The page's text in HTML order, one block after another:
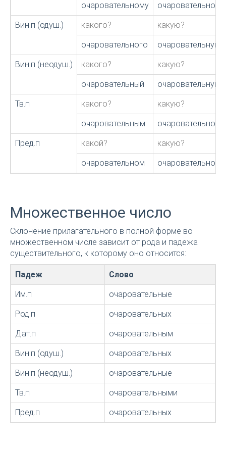
очаровательному очаровательной
Вин.п (одуш.) какого? какую?
очаровательного очаровательную
Вин.п (неодуш.) какого? какую?
очаровательный очаровательную
Тв.п какого? какую?
очаровательным
Пред.п какой? какую?
очаровательном очаровательной
Множественное число
Склонение прилагательного в полной форме во
множественном числе зависит от рода и падежа
существительного, к которому оно относится:
Падеж Слово
Им.п очаровательные
Род.п очаровательных
Дат.п очаровательным
Вин.п (одуш.) очаровательных
Вин.п (неодуш.) очаровательные
Тв.п очаровательными
Пред.п очаровательных